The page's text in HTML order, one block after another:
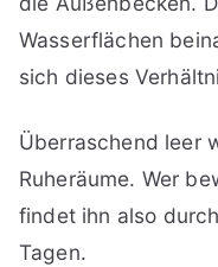
Wasserflächen
sich dieses
Überraschend leer
Ruheräume. Wer
findet ihn also
Tagen.